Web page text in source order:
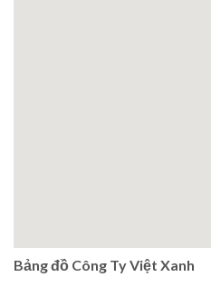
Bảng đồ Công Ty Việt Xanh